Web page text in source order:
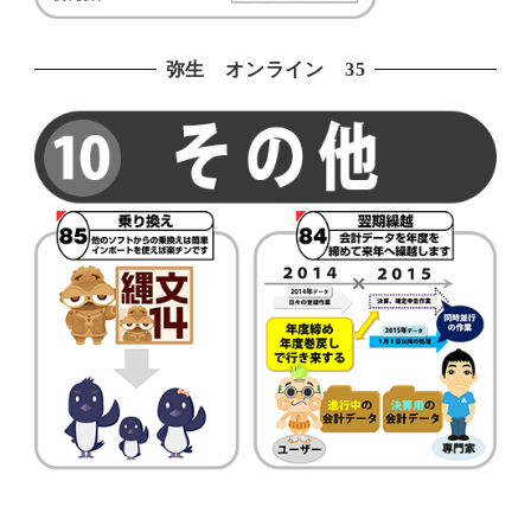
弥生 オンライン 35